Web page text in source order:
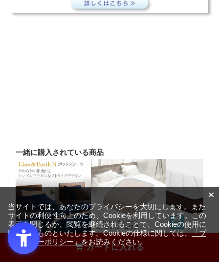
カートに入れる
一緒に購入されている商品
フランスベッド ライン&
アースN…
フランスベッド オール
当サイトでは、あなたのプライバシーを大切にします。また
サイトの利便性向上のため、Cookieを利用しています。この
表示を閉じるか、閲覧を継続されることで、Cookieの使用に
同意するものといたします。Cookieの仕様に関しては、「プ
ライバシーポリシー」をお読みください。